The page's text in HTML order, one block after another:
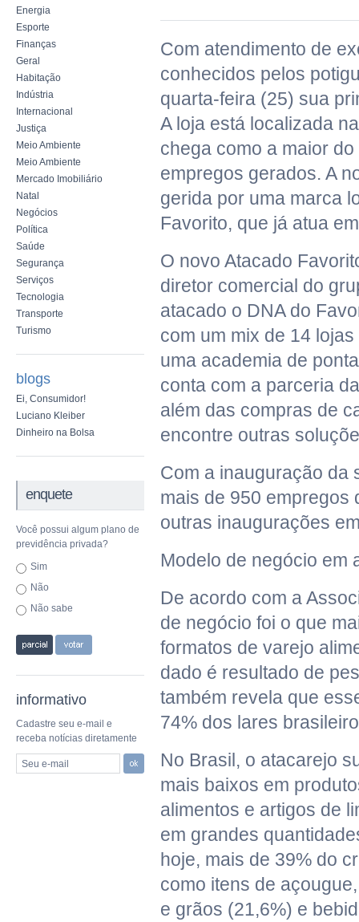
Energia
Esporte
Finanças
Geral
Habitação
Indústria
Internacional
Justiça
Meio Ambiente
Meio Ambiente
Mercado Imobiliário
Natal
Negócios
Política
Saúde
Segurança
Serviços
Tecnologia
Transporte
Turismo
blogs
Ei, Consumidor!
Luciano Kleiber
Dinheiro na Bolsa
enquete
Você possui algum plano de
previdência privada?
Sim
Não
Não sabe
informativo
Cadastre seu e-mail e
receba notícias diretamente
Seu e-mail
Com atendimento de
conhecidos pelos
quarta-feira (25) sua
A loja está localizada
chega como a maior
empregos gerados. A
gerida por uma marca
Favorito, que já atua
O novo Atacado
diretor comercial do
atacado o DNA do
com um mix de 14
uma academia de
conta com a parceria
além das compras de
encontre outras
Com a inauguração da
mais de 950 empregos
outras inaugurações
Modelo de negócio em
De acordo com a
de negócio foi o que
formatos de varejo
dado é resultado de
também revela que
74% dos lares
No Brasil, o atacarejo
mais baixos em
alimentos e artigos de
em grandes
hoje, mais de 39% do
como itens de
e grãos (21,6%) e